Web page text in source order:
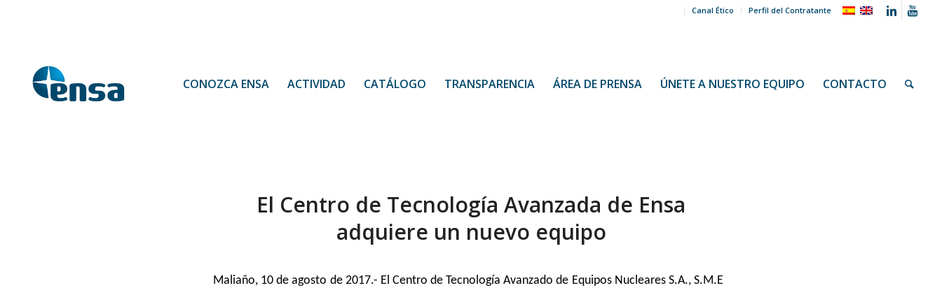
Canal Ético Perfil del Contratante
CONOZCA ENSA ACTIVIDAD CATÁLOGO TRANSPARENCIA ÁREA DE PRENSA ÚNETE A NUESTRO EQUIPO CONTACTO
El Centro de Tecnología Avanzada de Ensa
adquiere un nuevo equipo
Maliaño, 10 de agosto de 2017.- El Centro de Tecnología Avanzado de Equipos Nucleares S.A., S.M.E